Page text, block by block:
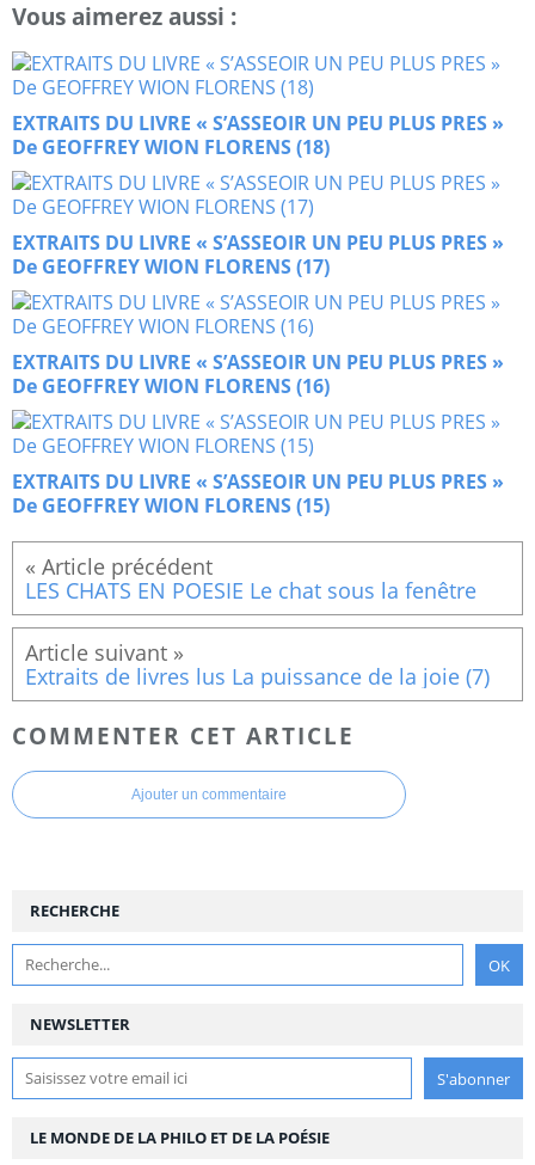
Vous aimerez aussi :
EXTRAITS DU LIVRE « S’ASSEOIR UN PEU PLUS PRES »
De GEOFFREY WION FLORENS (18)
EXTRAITS DU LIVRE « S’ASSEOIR UN PEU PLUS PRES »
De GEOFFREY WION FLORENS (17)
EXTRAITS DU LIVRE « S’ASSEOIR UN PEU PLUS PRES »
De GEOFFREY WION FLORENS (16)
EXTRAITS DU LIVRE « S’ASSEOIR UN PEU PLUS PRES »
De GEOFFREY WION FLORENS (15)
LES CHATS EN POESIE Le chat sous la fenêtre
Extraits de livres lus La puissance de la joie (7)
COMMENTER CET ARTICLE
Ajouter un commentaire
NEWSLETTER
RECHERCHE
LE MONDE DE LA PHILO ET DE LA POÉSIE